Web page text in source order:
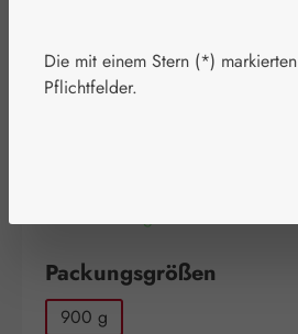
Regulärer Preis:
22,20 €
Packungsgrößen
900 g
Die mit einem Stern (*)
Pflichtfelder.